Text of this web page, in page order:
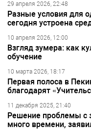
29 апреля 2026, 22:48
Разные условия для
сегодня устроена
10 апреля 2026, 12:00
Взгляд зумера: как
обучение
10 марта 2026, 18:17
Первая полоса в
благодарят
11 декабря 2025, 21:40
Решение проблемы с
много времени,